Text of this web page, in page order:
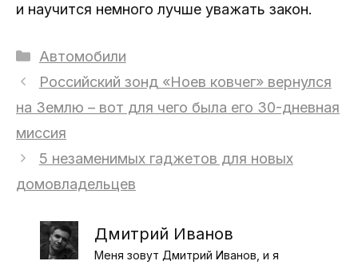
и научится немного лучше уважать закон.
Рубрики
Автомобили
Российский зонд «Ноев ковчег» вернулся
на Землю – вот для чего была его 30-дневная
миссия
5 незаменимых гаджетов для новых
домовладельцев
Дмитрий Иванов
Меня зовут Дмитрий Иванов, и я